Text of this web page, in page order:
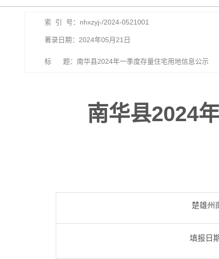
索 引 号：nhxzyj-/2024-0521001
著录日期：2024年05月21日
标 题：南华县2024年一季度存量住宅用地信息公示
南华县2024
楚雄州
填报